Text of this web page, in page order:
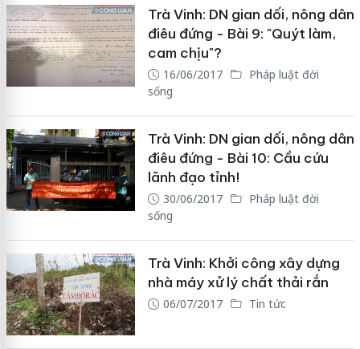
Trà Vinh: DN gian dối, nông dân
điêu đứng - Bài 9: "Quýt làm,
cam chịu"?
16/06/2017
Pháp luật đời
sống
Trà Vinh: DN gian dối, nông dân
điêu đứng - Bài 10: Cầu cứu
lãnh đạo tỉnh!
30/06/2017
Pháp luật đời
sống
Trà Vinh: Khởi công xây dựng
nhà máy xử lý chất thải rắn
06/07/2017 Tin tức